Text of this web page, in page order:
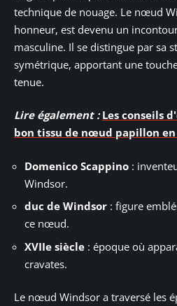
technique de nouage. Le nœud
honneur, est devenu un
masculine. Il se distingue par sa
symétrique, apportant une
tenue.
Lire également : Les conseils
bon tissu de nœud papillon
Domenico Scappino :
Windsor.
duc de Windsor : figure
ce nœud.
XVIIe siècle : époque où
cravates.
Le nœud Windsor a traversé les